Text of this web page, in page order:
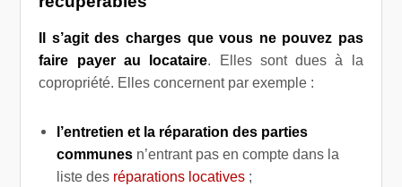
Il s’agit des charges que vous ne pouvez pas
faire payer au locataire. Elles sont dues à la
copropriété. Elles concernent par exemple :
l’entretien et la réparation des parties
communes n’entrant pas en compte dans la
liste des réparations locatives ;